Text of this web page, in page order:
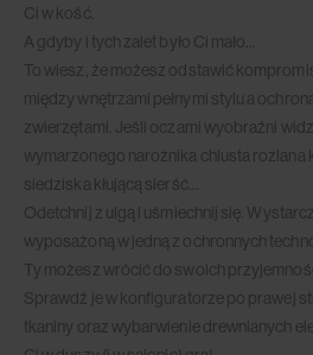
Ci w kość.
A gdyby i tych zalet było Ci mało…
To wiesz, że możesz odstawić
między wnętrzami pełnymi stylu a
zwierzętami. Jeśli oczami wyobraźni
wymarzonego narożnika chlusta rozlana
siedziska kłującą sierść…
Odetchnij z ulgą i uśmiechnij się.
wyposażoną w jedną z ochronnych
Ty możesz wrócić do swoich
Sprawdź je w konfiguratorze po prawej
tkaniny oraz wybarwienie drewnianych